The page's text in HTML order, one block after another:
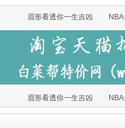
眉形看透你一生吉凶
眉形看透你一生吉凶